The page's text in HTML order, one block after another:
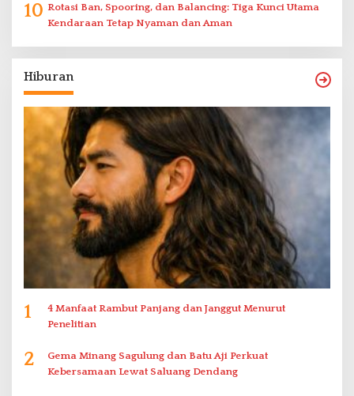
10 Rotasi Ban, Spooring, dan Balancing: Tiga Kunci Utama
Kendaraan Tetap Nyaman dan Aman
Hiburan
1
4 Manfaat Rambut Panjang dan Janggut Menurut
Penelitian
2
Gema Minang Sagulung dan Batu Aji Perkuat
Kebersamaan Lewat Saluang Dendang